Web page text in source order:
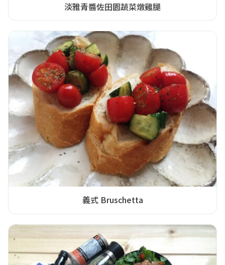
淡雅青醬佐田園蔬菜燉雞腿
義式 Bruschetta